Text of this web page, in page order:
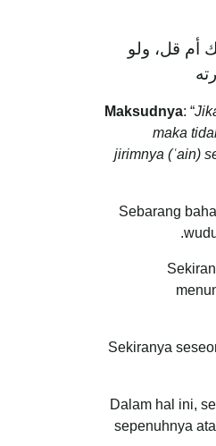
أم قل، ولو
Maksudnya: “
maka
jirimnya (ʿain)
Sebarang
Sekiranya
Dalam hal ini,
sepenuhnya